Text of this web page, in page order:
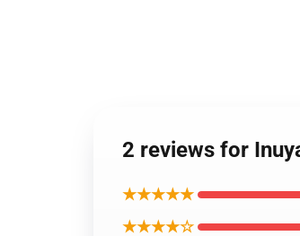
2 reviews for
★★★★★
★★★★☆